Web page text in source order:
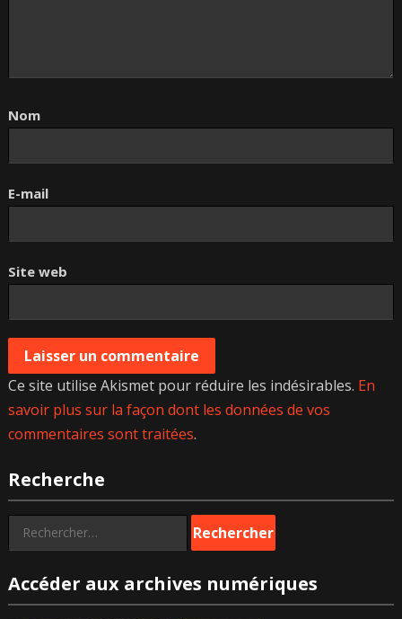
Nom
E-mail
Site web
Ce site utilise Akismet pour réduire les indésirables. En
savoir plus sur la façon dont les données de vos
commentaires sont traitées.
Recherche
Rechercher :
Accéder aux archives numériques